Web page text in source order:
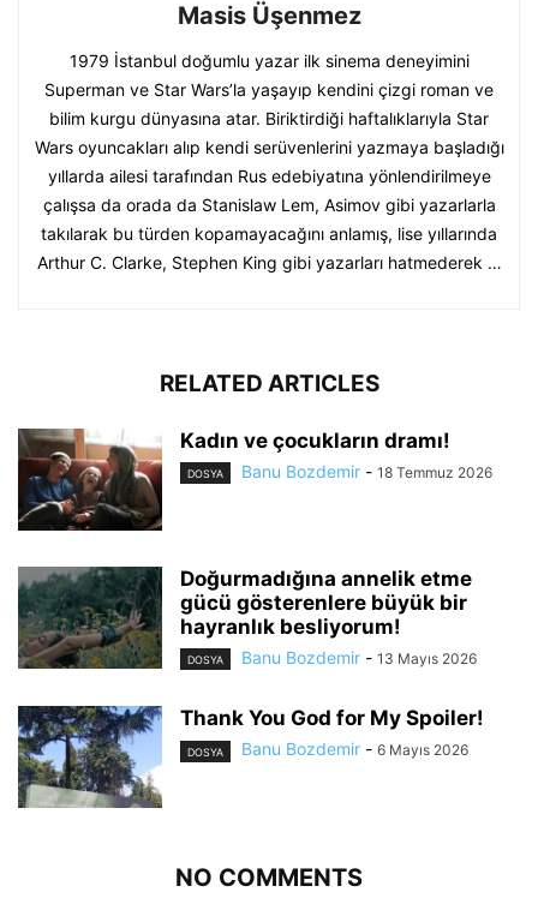
Masis Üşenmez
1979 İstanbul doğumlu yazar ilk sinema deneyimini
Superman ve Star Wars’la yaşayıp kendini çizgi roman ve
bilim kurgu dünyasına atar. Biriktirdiği haftalıklarıyla Star
Wars oyuncakları alıp kendi serüvenlerini yazmaya başladığı
yıllarda ailesi tarafından Rus edebiyatına yönlendirilmeye
çalışsa da orada da Stanislaw Lem, Asimov gibi yazarlarla
takılarak bu türden kopamayacağını anlamış, lise yıllarında
Arthur C. Clarke, Stephen King gibi yazarları hatmederek …
RELATED ARTICLES
Kadın ve çocukların dramı!
DOSYA Banu Bozdemir - 18 Temmuz 2026
Doğurmadığına annelik etme
gücü gösterenlere büyük bir
hayranlık besliyorum!
DOSYA Banu Bozdemir - 13 Mayıs 2026
Thank You God for My Spoiler!
DOSYA Banu Bozdemir - 6 Mayıs 2026
NO COMMENTS